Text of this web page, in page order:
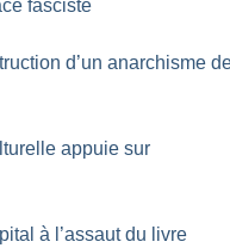
fasciste
d’un anarchisme
appuie sur
à l’assaut du livre